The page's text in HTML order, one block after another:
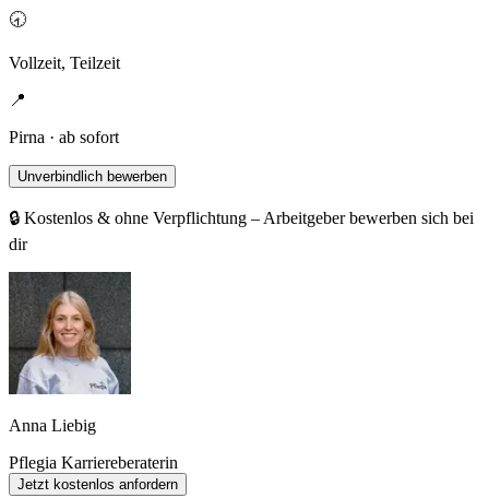
🕣
Vollzeit, Teilzeit
📍
Pirna · ab sofort
Unverbindlich bewerben
🔒 Kostenlos & ohne Verpflichtung – Arbeitgeber bewerben sich bei
dir
Anna Liebig
Pflegia Karriereberaterin
Jetzt kostenlos anfordern